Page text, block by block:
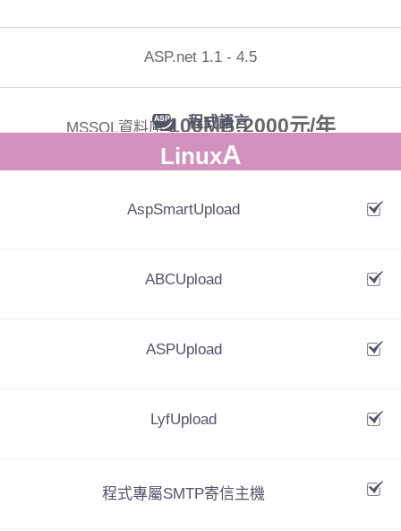
ASP.net 1.1 - 4.5
MSSQL資料庫100MB:2000元/年
費用(年)8800
程式語言
LinuxA
AspSmartUpload
ABCUpload
ASPUpload
LyfUpload
程式專屬SMTP寄信主機